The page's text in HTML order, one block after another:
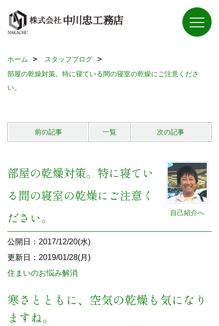
ホーム
スタッフブログ
部屋の乾燥対策。特に寝ている間の寝室の乾燥にご注意くださ
い。
前の記事 一覧 次の記事
自己紹介へ
部屋の乾燥対策。特に寝てい
る間の寝室の乾燥にご注意く
ださい。
公開日：2017/12/20(水)
更新日：2019/01/28(月)
住まいのお悩み解消
寒さとともに、空気の乾燥も気になり
ますね。